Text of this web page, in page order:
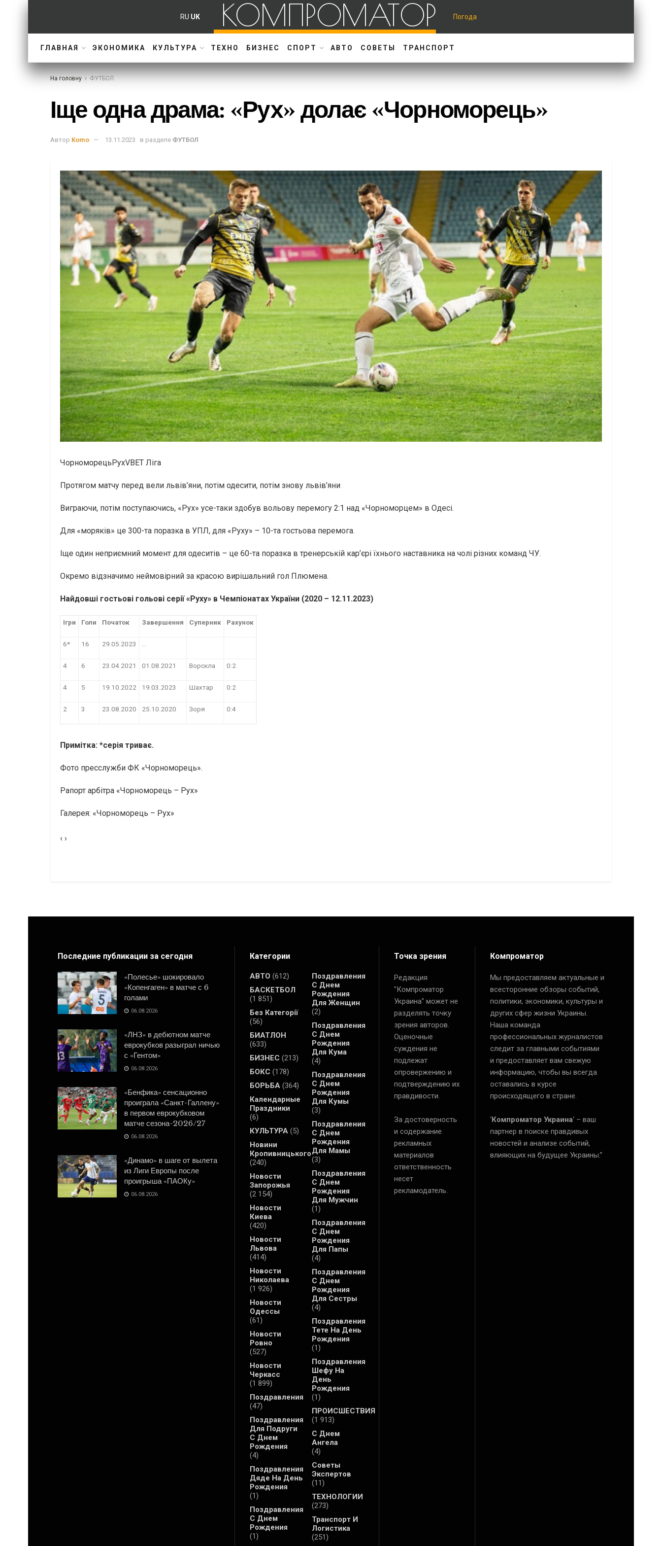
RU UK КОМПРОМАТОР Погода
ГЛАВНАЯ ЭКОНОМИКА КУЛЬТУРА ТЕХНО БИЗНЕС СПОРТ АВТО СОВЕТЫ ТРАНСПОРТ
На головну ФУТБОЛ
Іще одна драма: «Рух» долає «Чорноморець»
Автор Komo 13.11.2023 в разделе ФУТБОЛ
ЧорноморецьРухVBET Ліга
Протягом матчу перед вели львів’яни, потім одесити, потім знову львів’яни
Виграючи, потім поступаючись, «Рух» усе-таки здобув вольову перемогу 2:1 над «Чорноморцем» в Одесі.
Для «моряків» це 300-та поразка в УПЛ, для «Руху» – 10-та гостьова перемога.
Іще один неприємний момент для одеситів – це 60-та поразка в тренерській кар’єрі їхнього наставника на чолі різних команд ЧУ.
Окремо відзначимо неймовірний за красою вирішальний гол Плюмена.
Найдовші гостьові гольові серії «Руху» в Чемпіонатах України (2020 – 12.11.2023)
Ігри Голи Початок Завершення Суперник Рахунок
6* 16 29.05.2023
4 6 23.04.2021 01.08.2021 Ворскла 0:2
4 5 19.10.2022 19.03.2023 Шахтар 0:2
2 3 23.08.2020 25.10.2020 Зоря 0:4
Примітка: *серія триває.
Фото пресслужби ФК «Чорноморець».
Рапорт арбітра «Чорноморець – Рух»
Галерея: «Чорноморець – Рух»
‹ ›
Последние публикации за сегодня
«Полесье» шокировало
«Копенгаген» в матче с 6
голами
06.08.2026
«ЛНЗ» в дебютном матче
еврокубков разыграл ничью
с «Гентом»
06.08.2026
«Бенфика» сенсационно
проиграла «Санкт-Галлену»
в первом еврокубковом
матче сезона-2026/27
06.08.2026
«Динамо» в шаге от вылета
из Лиги Европы после
проигрыша «ПАОКу»
06.08.2026
Категории
АВТО (612)
БАСКЕТБОЛ
(1 851)
Без Категорії
(56)
БИАТЛОН
(633)
БИЗНЕС (213)
БОКС (178)
БОРЬБА (364)
Календарные
Праздники
(6)
КУЛЬТУРА (5)
Новини
Кропивницького
(240)
Новости
Запорожья
(2 154)
Новости
Киева
(420)
Новости
Львова
(414)
Новости
Николаева
(1 926)
Новости
Одессы
(61)
Новости
Ровно
(527)
Новости
Черкасс
(1 899)
Поздравления
(47)
Поздравления
Для Подруги
С Днем
Рождения
(4)
Поздравления
Дяде На День
Рождения
(1)
Поздравления
С Днем
Рождения
(1)
Поздравления
С Днем
Рождения
Для Женщин
(2)
Поздравления
С Днем
Рождения
Для Кума
(4)
Поздравления
С Днем
Рождения
Для Кумы
(3)
Поздравления
С Днем
Рождения
Для Мамы
(3)
Поздравления
С Днем
Рождения
Для Мужчин
(1)
Поздравления
С Днем
Рождения
Для Папы
(4)
Поздравления
С Днем
Рождения
Для Сестры
(4)
Поздравления
Тете На День
Рождения
(1)
Поздравления
Шефу На
День
Рождения
(1)
ПРОИСШЕСТВИЯ
(1 913)
С Днем
Ангела
(4)
Советы
Экспертов
(11)
ТЕХНОЛОГИИ
(273)
Транспорт И
Логистика
(251)
Точка зрения
Редакция
"Компроматор
Украина" может не
разделять точку
зрения авторов.
Оценочные
суждения не
подлежат
опровержению и
подтверждению их
правдивости.
За достоверность
и содержание
рекламных
материалов
ответственность
несет
рекламодатель.
Компроматор
Мы предоставляем актуальные и
всесторонние обзоры событий,
политики, экономики, культуры и
других сфер жизни Украины.
Наша команда
профессиональных журналистов
следит за главными событиями
и предоставляет вам свежую
информацию, чтобы вы всегда
оставались в курсе
происходящего в стране.
‘Компроматор Украина‘ – ваш
партнер в поиске правдивых
новостей и анализе событий,
влияющих на будущее Украины.”